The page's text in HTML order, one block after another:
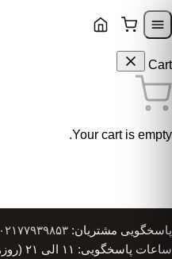
Skip to navigation
Cart
Your cart is empty.
پاسخگویی مشتریان: ۰۲۱۷۷۹۳۹۸۵۳
ساعات پاسخگویی: ۱۱ الی ۲۱ (روزهای غیر تعطیل)